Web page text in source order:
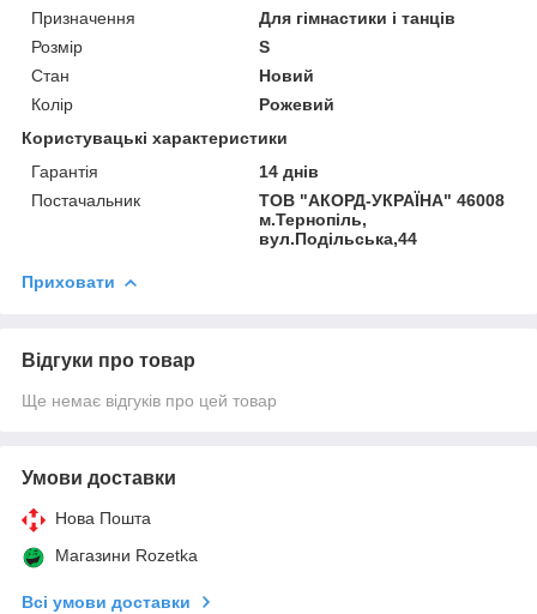
Призначення
Для гімнастики і танців
Розмір
S
Стан
Новий
Колір
Рожевий
Користувацькi характеристики
Гарантія
14 днів
Постачальник
ТОВ "АКОРД-УКРАЇНА" 46008
м.Тернопіль,
вул.Подільська,44
Приховати
Відгуки про товар
Ще немає відгуків про цей товар
Умови доставки
Нова Пошта
Магазини Rozetka
Всі умови доставки